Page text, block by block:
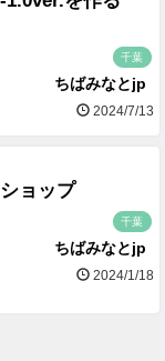
千葉
ちばみなとjp
2024/7/13
ョップ
千葉
ちばみなとjp
2024/1/18